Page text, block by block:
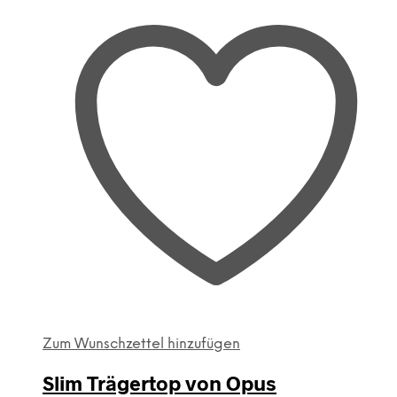
Zum Wunschzettel hinzufügen
Slim Trägertop von Opus